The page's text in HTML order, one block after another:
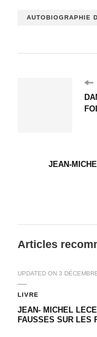
AUTOBIOGRAPHIE
JEAN-
Articles
UPDATED ON 3
LIVRE
JEAN- MICHEL
FAUSSES SUR LES